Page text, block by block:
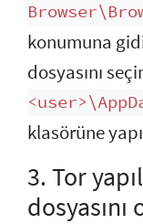
konumuna
dosyasını
klasörüne
3. Tor